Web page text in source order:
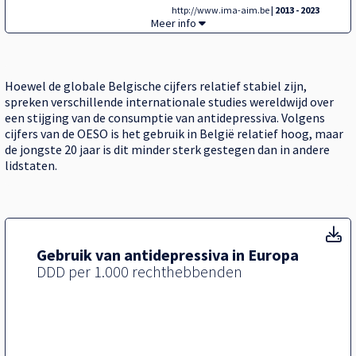
http://www.ima-aim.be| 2013 - 2023
Tegel,
Meer info
Hoewel de globale Belgische cijfers relatief stabiel zijn,
spreken verschillende internationale studies wereldwijd over
een stijging van de consumptie van antidepressiva. Volgens
cijfers van de OESO is het gebruik in België relatief hoog, maar
de jongste 20 jaar is dit minder sterk gestegen dan in andere
lidstaten.
Gebruik van antidepressiva in Europa
DDD per 1.000 rechthebbenden